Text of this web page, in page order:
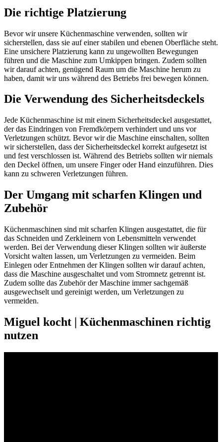
Die richtige Platzierung
Bevor wir unsere Küchenmaschine verwenden, sollten wir
sicherstellen, dass sie auf einer stabilen und ebenen Oberfläche steht.
Eine unsichere Platzierung kann zu ungewollten Bewegungen
führen und die Maschine zum Umkippen bringen. Zudem sollten
wir darauf achten, genügend Raum um die Maschine herum zu
haben, damit wir uns während des Betriebs frei bewegen können.
Die Verwendung des Sicherheitsdeckels
Jede Küchenmaschine ist mit einem Sicherheitsdeckel ausgestattet,
der das Eindringen von Fremdkörpern verhindert und uns vor
Verletzungen schützt. Bevor wir die Maschine einschalten, sollten
wir sicherstellen, dass der Sicherheitsdeckel korrekt aufgesetzt ist
und fest verschlossen ist. Während des Betriebs sollten wir niemals
den Deckel öffnen, um unsere Finger oder Hand einzuführen. Dies
kann zu schweren Verletzungen führen.
Der Umgang mit scharfen Klingen und
Zubehör
Küchenmaschinen sind mit scharfen Klingen ausgestattet, die für
das Schneiden und Zerkleinern von Lebensmitteln verwendet
werden. Bei der Verwendung dieser Klingen sollten wir äußerste
Vorsicht walten lassen, um Verletzungen zu vermeiden. Beim
Einlegen oder Entnehmen der Klingen sollten wir darauf achten,
dass die Maschine ausgeschaltet und vom Stromnetz getrennt ist.
Zudem sollte das Zubehör der Maschine immer sachgemäß
ausgewechselt und gereinigt werden, um Verletzungen zu
vermeiden.
Miguel kocht | Küchenmaschinen richtig
nutzen